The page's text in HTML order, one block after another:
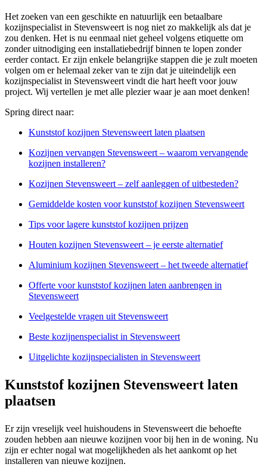
Het zoeken van een geschikte en natuurlijk een betaalbare
kozijnspecialist in Stevensweert is nog niet zo makkelijk als dat je
zou denken. Het is nu eenmaal niet geheel volgens etiquette om
zonder uitnodiging een installatiebedrijf binnen te lopen zonder
eerder contact. Er zijn enkele belangrijke stappen die je zult moeten
volgen om er helemaal zeker van te zijn dat je uiteindelijk een
kozijnspecialist in Stevensweert vindt die hart heeft voor jouw
project. Wij vertellen je met alle plezier waar je aan moet denken!
Spring direct naar:
Kunststof kozijnen Stevensweert laten plaatsen
Kozijnen vervangen Stevensweert – waarom vervangende
kozijnen installeren?
Kozijnen Stevensweert – zelf aanleggen of uitbesteden?
Gemiddelde kosten voor kunststof kozijnen Stevensweert
Tips voor lagere kunststof kozijnen prijzen
Houten kozijnen Stevensweert – je eerste alternatief
Aluminium kozijnen Stevensweert – het tweede alternatief
Offerte voor kunststof kozijnen laten aanbrengen in
Stevensweert
Veelgestelde vragen uit Stevensweert
Beste kozijnenspecialist in Stevensweert
Uitgelichte kozijnspecialisten in Stevensweert
Kunststof kozijnen Stevensweert laten
plaatsen
Er zijn vreselijk veel huishoudens in Stevensweert die behoefte
zouden hebben aan nieuwe kozijnen voor bij hen in de woning. Nu
zijn er echter nogal wat mogelijkheden als het aankomt op het
installeren van nieuwe kozijnen.